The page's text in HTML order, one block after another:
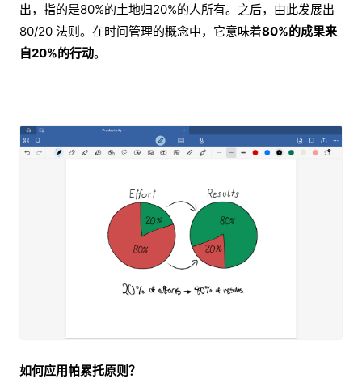
出，指的是80%的土地归20%的人所有。之后，由此发展出
80/20 法则。在时间管理的概念中，它意味着80%的成果来
自20%的行动。
如何应用帕累托原则？